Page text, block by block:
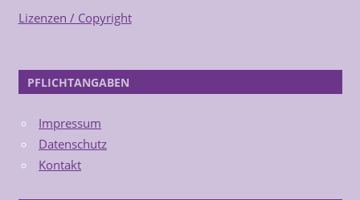
Lizenzen / Copyright
PFLICHTANGABEN
Impressum
Datenschutz
Kontakt